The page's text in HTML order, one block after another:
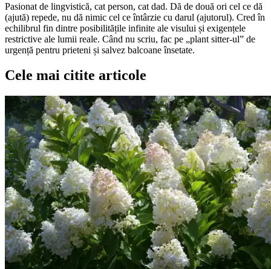
Pasionat de lingvistică, cat person, cat dad. Dă de două ori cel ce dă
(ajută) repede, nu dă nimic cel ce întârzie cu darul (ajutorul). Cred în
echilibrul fin dintre posibilitățile infinite ale visului și exigențele
restrictive ale lumii reale. Când nu scriu, fac pe „plant sitter-ul” de
urgență pentru prieteni și salvez balcoane însetate.
Cele mai citite articole